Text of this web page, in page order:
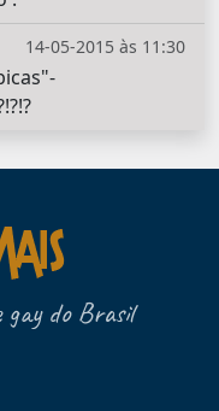
14-05-2015 às 11:30
do Brasil